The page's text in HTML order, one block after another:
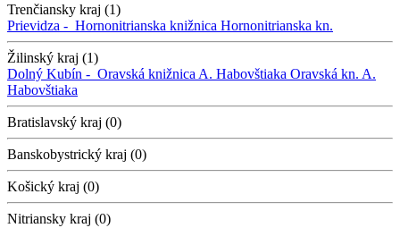
Trenčiansky kraj (1)
Prievidza - Hornonitrianska knižnica Hornonitrianska kn.
Žilinský kraj (1)
Dolný Kubín - Oravská knižnica A. Habovštiaka Oravská kn. A.
Habovštiaka
Bratislavský kraj (0)
Banskobystrický kraj (0)
Košický kraj (0)
Nitriansky kraj (0)